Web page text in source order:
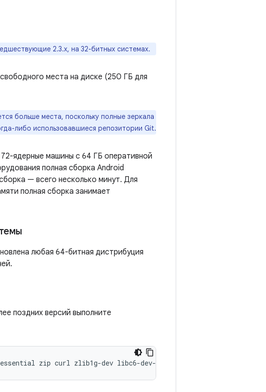
2.3.x, на 32-битных системах.
места на диске (250 ГБ для
больше места, поскольку полные зеркала
либо использовавшиеся репозитории Git.
ядерные машины с 64 ГБ оперативной
полная сборка Android
— всего несколько минут. Для
полная сборка занимает
​​любая 64-битная дистрибуция
поздних версий выполните
zip curl zlib1g-dev libc6-dev-i386